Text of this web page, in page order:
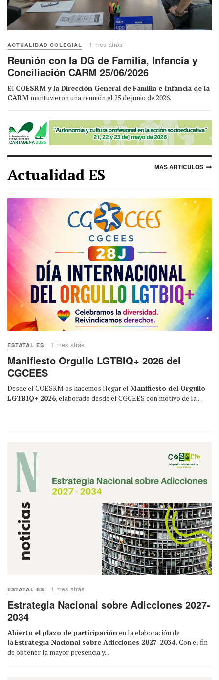
ACTUALIDAD COLEGIAL 1 mes atrás
Reunión con la DG de Familia, Infancia y
Conciliación CARM 25/06/2026
El COESRM y la Dirección General de Familia e Infancia de la
CARM mantuvieron una reunión el 25 de junio de 2026.
Actualidad ES MAS ARTICULOS
ESTATAL ES 1 mes atrás
Manifiesto Orgullo LGTBIQ+ 2026 del
CGCEES
Desde el COESRM os hacemos llegar el Manifiesto del Orgullo
LGTBIQ+ 2026, elaborado desde el CGCEES con motivo de la...
ESTATAL ES 1 mes atrás
Estrategia Nacional sobre Adicciones 2027-
2034
Abierto el plazo de participación en la elaboración de
la Estrategia Nacional sobre Adicciones 2027-2034. Con el fin
de obtener la mayor presencia y...